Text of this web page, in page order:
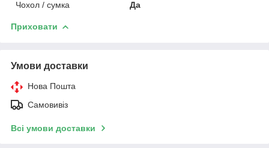
Чохол / сумка
Да
Приховати
Умови доставки
Нова Пошта
Самовивіз
Всі умови доставки